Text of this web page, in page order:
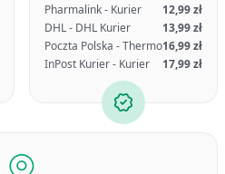
Pharmalink - Kurier
12,99 zł
DHL - DHL Kurier
13,99 zł
Poczta Polska - Thermo16,99 zł
InPost Kurier - Kurier
17,99 zł